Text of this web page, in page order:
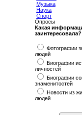
Музыка
Наука
Спорт
Опросы
Какая
заинтересовала?
Фотографии
людей
Биографии
личностей
Биографии
знаменитостей
Новости из
людей